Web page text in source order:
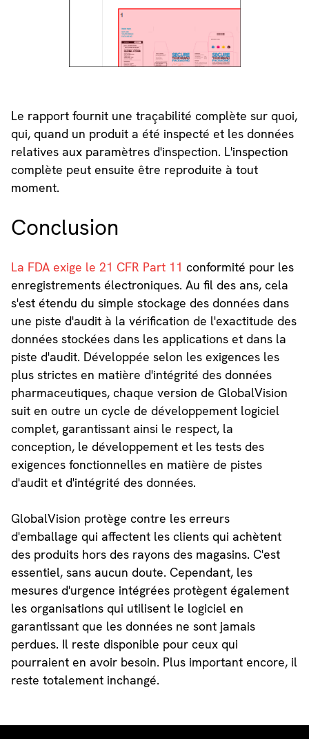
Le rapport fournit une traçabilité complète sur quoi,
qui, quand un produit a été inspecté et les données
relatives aux paramètres d'inspection. L'inspection
complète peut ensuite être reproduite à tout
moment.
Conclusion
La FDA exige le 21 CFR Part 11 conformité pour les
enregistrements électroniques. Au fil des ans, cela
s'est étendu du simple stockage des données dans
une piste d'audit à la vérification de l'exactitude des
données stockées dans les applications et dans la
piste d'audit. Développée selon les exigences les
plus strictes en matière d'intégrité des données
pharmaceutiques, chaque version de GlobalVision
suit en outre un cycle de développement logiciel
complet, garantissant ainsi le respect, la
conception, le développement et les tests des
exigences fonctionnelles en matière de pistes
d'audit et d'intégrité des données.
GlobalVision protège contre les erreurs
d'emballage qui affectent les clients qui achètent
des produits hors des rayons des magasins. C'est
essentiel, sans aucun doute. Cependant, les
mesures d'urgence intégrées protègent également
les organisations qui utilisent le logiciel en
garantissant que les données ne sont jamais
perdues. Il reste disponible pour ceux qui
pourraient en avoir besoin. Plus important encore, il
reste totalement inchangé.